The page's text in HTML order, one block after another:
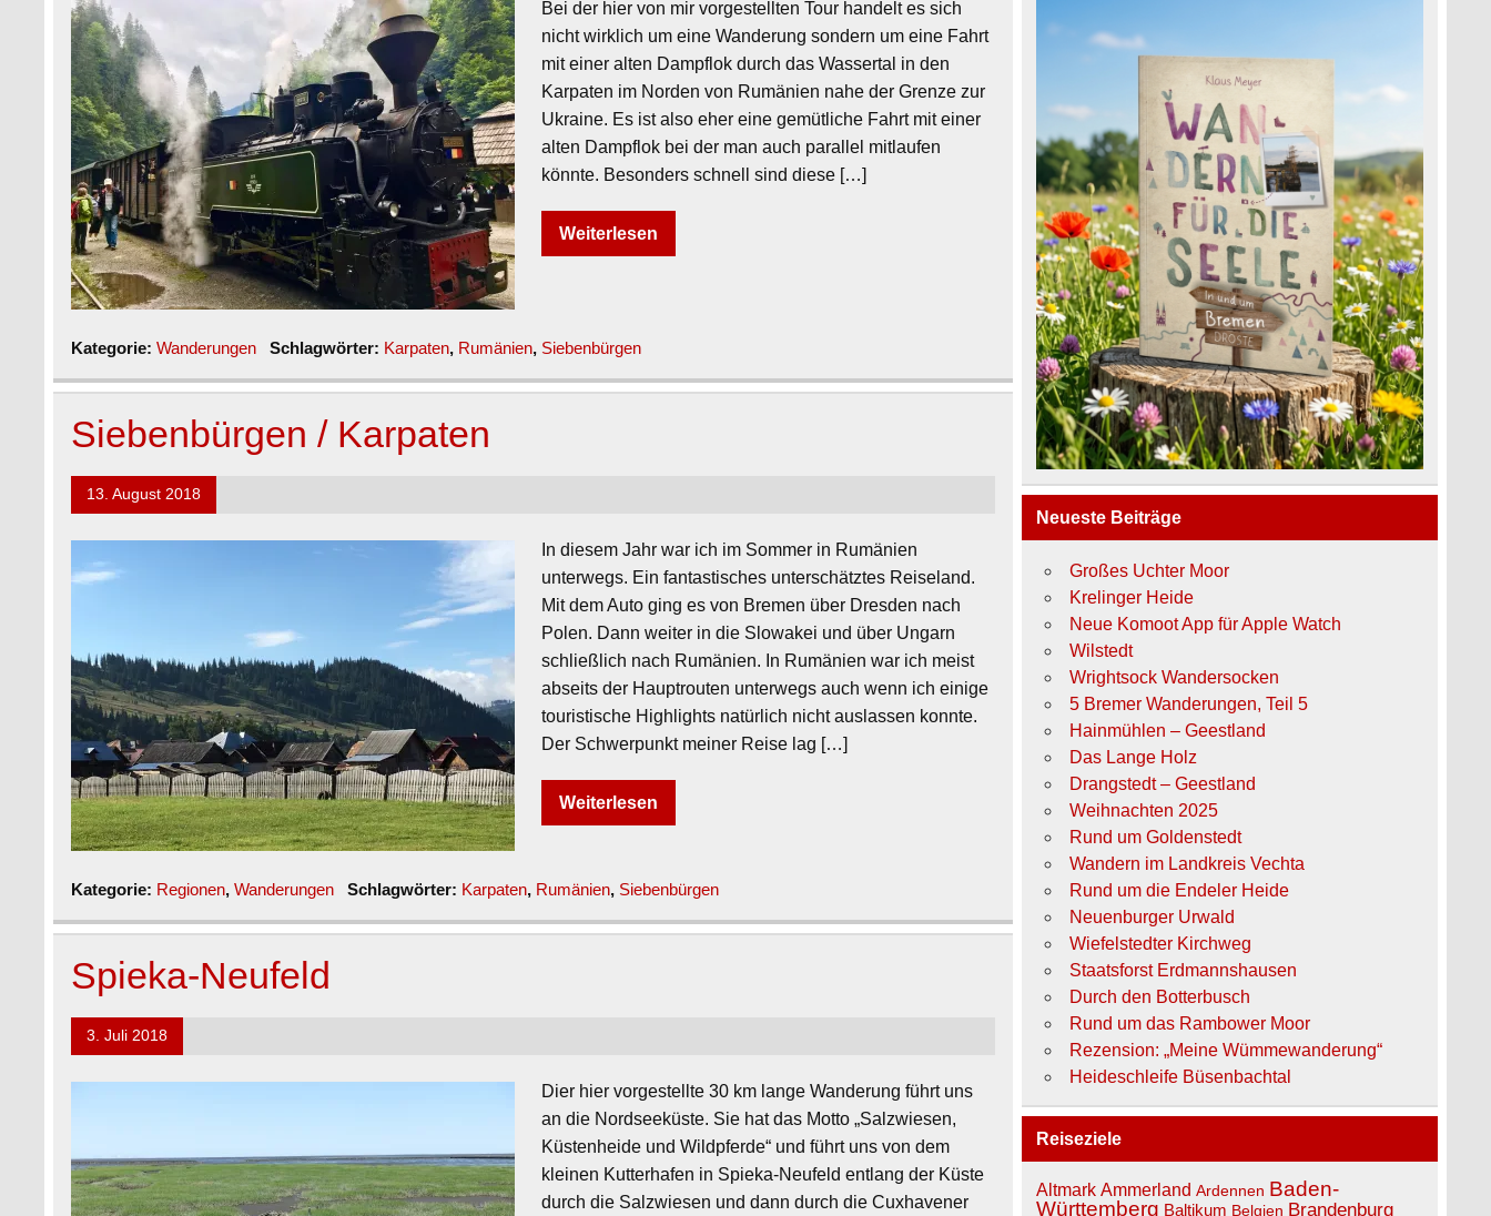
Bei der hier von mir vorgestellten Tour handelt es sich
nicht wirklich um eine Wanderung sondern um eine Fahrt
mit einer alten Dampflok durch das Wassertal in den
Karpaten im Norden von Rumänien nahe der Grenze zur
Ukraine. Es ist also eher eine gemütliche Fahrt mit einer
alten Dampflok bei der man auch parallel mitlaufen
könnte. Besonders schnell sind diese […]
Weiterlesen
Kategorie:Wanderungen Schlagwörter: Karpaten, Rumänien, Siebenbürgen
Siebenbürgen / Karpaten
13. August 2018
In diesem Jahr war ich im Sommer in Rumänien
unterwegs. Ein fantastisches unterschätztes Reiseland.
Mit dem Auto ging es von Bremen über Dresden nach
Polen. Dann weiter in die Slowakei und über Ungarn
schließlich nach Rumänien. In Rumänien war ich meist
abseits der Hauptrouten unterwegs auch wenn ich einige
touristische Highlights natürlich nicht auslassen konnte.
Der Schwerpunkt meiner Reise lag […]
Weiterlesen
Kategorie: Regionen,Wanderungen Schlagwörter: Karpaten, Rumänien, Siebenbürgen
Spieka-Neufeld
3. Juli 2018
Dier hier vorgestellte 30 km lange Wanderung führt uns
an die Nordseeküste. Sie hat das Motto „Salzwiesen,
Küstenheide und Wildpferde“ und führt uns von dem
kleinen Kutterhafen in Spieka-Neufeld entlang der Küste
durch die Salzwiesen und dann durch die Cuxhavener
Neueste Beiträge
Großes Uchter Moor
Krelinger Heide
Neue Komoot App für Apple Watch
Wilstedt
Wrightsock Wandersocken
5 Bremer Wanderungen, Teil 5
Hainmühlen – Geestland
Das Lange Holz
Drangstedt – Geestland
Weihnachten 2025
Rund um Goldenstedt
Wandern im Landkreis Vechta
Rund um die Endeler Heide
Neuenburger Urwald
Wiefelstedter Kirchweg
Staatsforst Erdmannshausen
Durch den Botterbusch
Rund um das Rambower Moor
Rezension: „Meine Wümmewanderung“
Heideschleife Büsenbachtal
Reiseziele
Altmark Ammerland Ardennen Baden-
Württemberg Baltikum Belgien Brandenburg